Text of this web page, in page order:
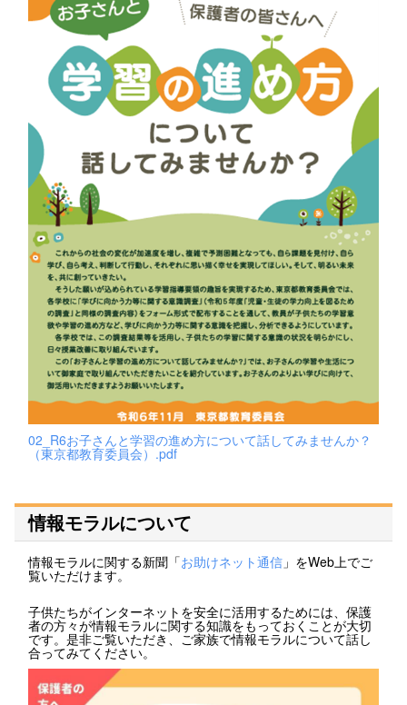
02_R6お子さんと学習の進め方について話してみませんか？
（東京都教育委員会）.pdf
情報モラルについて
情報モラルに関する新聞「お助けネット通信 」をWeb上でご
覧いただけます。
子供たちがインターネットを安全に活用するためには、保護
者の方々が情報モラルに関する知識をもっておくことが大切
です。是非ご覧いただき、ご家族で情報モラルについて話し
合ってみてください。